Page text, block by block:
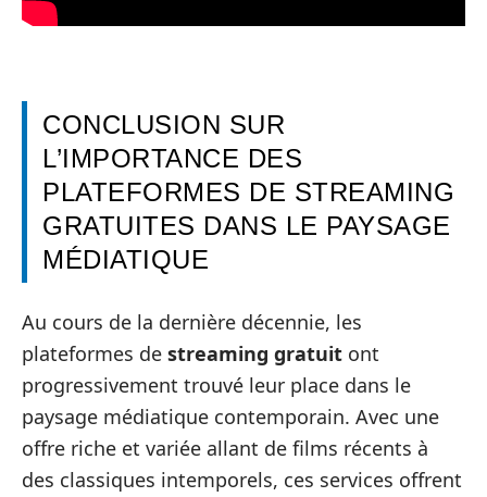
CONCLUSION SUR
L’IMPORTANCE DES
PLATEFORMES DE STREAMING
GRATUITES DANS LE PAYSAGE
MÉDIATIQUE
Au cours de la dernière décennie, les
plateformes de streaming gratuit ont
progressivement trouvé leur place dans le
paysage médiatique contemporain. Avec une
offre riche et variée allant de films récents à
des classiques intemporels, ces services offrent